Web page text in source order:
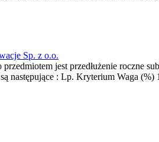
Sp. z o.o.
jest przedłużenie roczne
następujące : Lp. Kryterium Waga (%)